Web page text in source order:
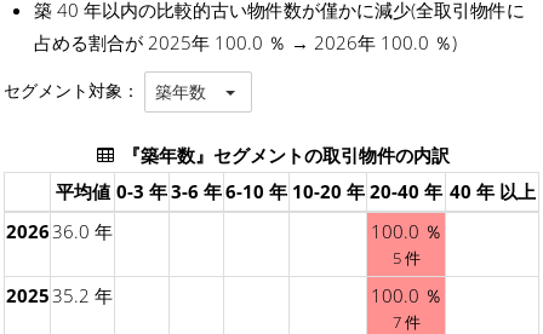
築 40 年以内の比較的古い物件数が僅かに減少(全取引物件に
占める割合が 2025年 100.0 ％ → 2026年 100.0 ％)
セグメント対象： 築年数
『築年数』セグメントの取引物件の内訳
平均値 0-3 年3-6 年6-10 年 10-20 年 20-40 年 40 年 以上
2026 36.0 年 100.0 ％
5 件
2025 35.2 年 100.0 ％
7 件